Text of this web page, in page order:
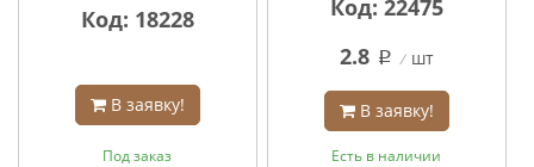
Код: 18228
В заявку!
Под заказ
Код: 22475
2.8 q шт
В заявку!
Есть в наличии